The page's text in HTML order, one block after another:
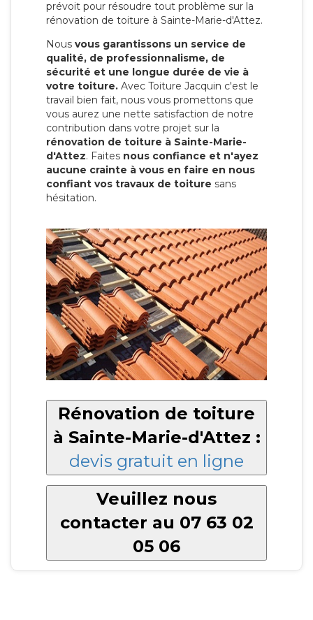
prévoit pour résoudre tout problème sur la
rénovation de toiture à Sainte-Marie-d'Attez.
Nous vous garantissons un service de
qualité, de professionnalisme, de
sécurité et une longue durée de vie à
votre toiture. Avec Toiture Jacquin c'est le
travail bien fait, nous vous promettons que
vous aurez une nette satisfaction de notre
contribution dans votre projet sur la
rénovation de toiture à Sainte-Marie-
d'Attez. Faites nous confiance et n'ayez
aucune crainte à vous en faire en nous
confiant vos travaux de toiture sans
hésitation.
Rénovation de toiture
à Sainte-Marie-d'Attez :
devis gratuit en ligne
Veuillez nous
contacter au 07 63 02
05 06